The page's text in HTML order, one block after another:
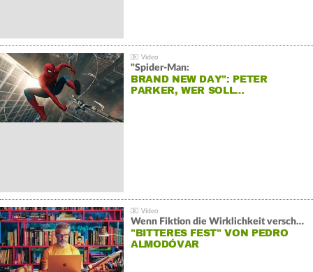
"Spider-Man:
BRAND NEW DAY": PETER
PARKER, WER SOLL…
Wenn Fiktion die Wirklichkeit verschiebt:
"BITTERES FEST" VON PEDRO
ALMODÓVAR